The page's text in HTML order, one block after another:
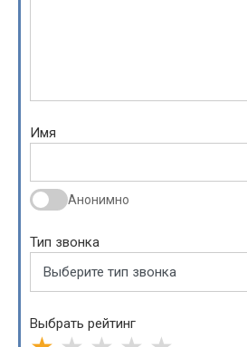
Имя
Анонимно
Тип звонка
Выбрать рейтинг